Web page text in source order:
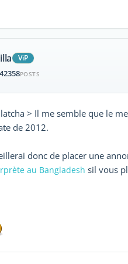
ViP
42358POSTS
> Il me semble que le
de 2012.
donc de placer une
au Bangladesh sil vous